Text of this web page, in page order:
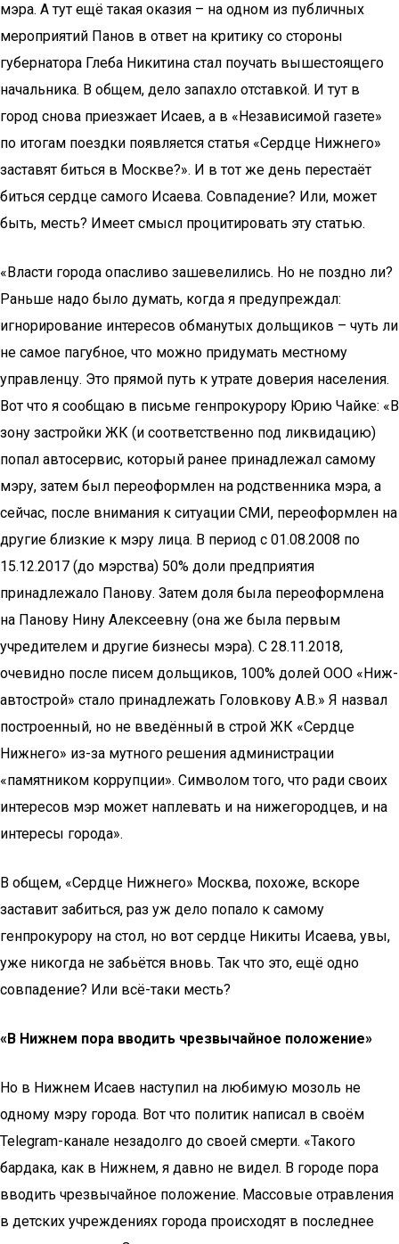
мэра. А тут ещё такая оказия – на одном из публичных
мероприятий Панов в ответ на критику со стороны
губернатора Глеба Никитина стал поучать вышестоящего
начальника. В общем, дело запахло отставкой. И тут в
город снова приезжает Исаев, а в «Независимой газете»
по итогам поездки появляется статья «Сердце Нижнего»
заставят биться в Москве?». И в тот же день перестаёт
биться сердце самого Исаева. Совпадение? Или, может
быть, месть? Имеет смысл процитировать эту статью.
«Власти города опасливо зашевелились. Но не поздно ли?
Раньше надо было думать, когда я предупреждал:
игнорирование интересов обманутых дольщиков – чуть ли
не самое пагубное, что можно придумать местному
управленцу. Это прямой путь к утрате доверия населения.
Вот что я сообщаю в письме генпрокурору Юрию Чайке: «В
зону застройки ЖК (и соответственно под ликвидацию)
попал автосервис, который ранее принадлежал самому
мэру, затем был переоформлен на родственника мэра, а
сейчас, после внимания к ситуации СМИ, переоформлен на
другие близкие к мэру лица. В период с 01.08.2008 по
15.12.2017 (до мэрства) 50% доли предприятия
принадлежало Панову. Затем доля была переоформлена
на Панову Нину Алексеевну (она же была первым
учредителем и другие бизнесы мэра). С 28.11.2018,
очевидно после писем дольщиков, 100% долей ООО «Ниж­
автострой» стало принадлежать Головкову А.В.» Я назвал
построенный, но не введённый в строй ЖК «Сердце
Нижнего» из-за мутного решения администрации
«памятником коррупции». Символом того, что ради своих
интересов мэр может наплевать и на нижегородцев, и на
интересы города».
В общем, «Сердце Нижнего» Москва, похоже, вскоре
заставит забиться, раз уж дело попало к самому
генпрокурору на стол, но вот сердце Никиты Исаева, увы,
уже никогда не забьётся вновь. Так что это, ещё одно
совпадение? Или всё-таки месть?
«В Нижнем пора вводить чрезвычайное положение»
Но в Нижнем Исаев наступил на любимую мозоль не
одному мэру города. Вот что политик написал в своём
Telegram-канале незадолго до своей смерти. «Такого
бардака, как в Нижнем, я давно не видел. В городе пора
вводить чрезвычайное положение. Массовые отравления
в детских учреждениях города происходят в последнее